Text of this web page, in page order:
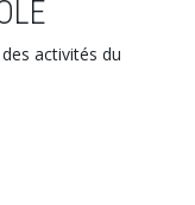
activités du